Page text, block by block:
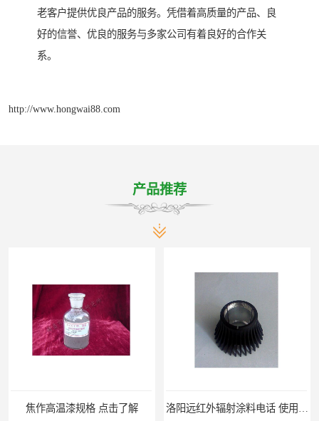
老客户提供优良产品的服务。凭借着高质量的产品、良
好的信誉、优良的服务与多家公司有着良好的合作关
系。
http://www.hongwai88.com
产品推荐
焦作高温漆规格 点击了解